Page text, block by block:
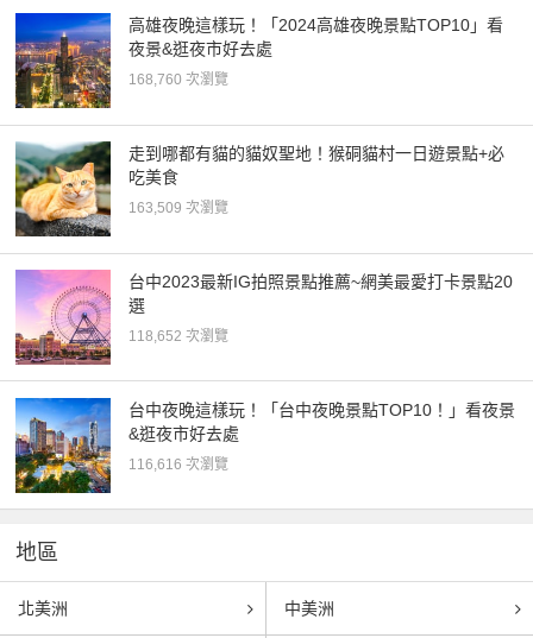
高雄夜晚這樣玩！「2024高雄夜晚景點TOP10」看
夜景&逛夜市好去處
168,760 次瀏覽
走到哪都有貓的貓奴聖地！猴硐貓村一日遊景點+必
吃美食
163,509 次瀏覽
台中2023最新IG拍照景點推薦~網美最愛打卡景點20
選
118,652 次瀏覽
台中夜晚這樣玩！「台中夜晚景點TOP10！」看夜景
&逛夜市好去處
116,616 次瀏覽
地區
北美洲 中美洲